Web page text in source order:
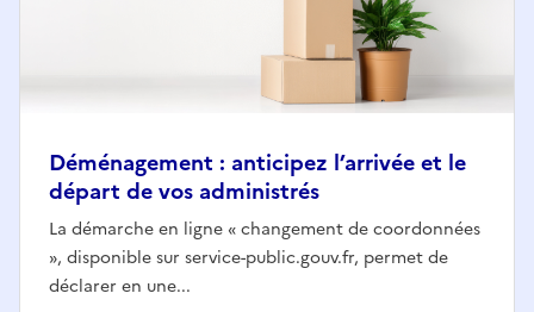
Déménagement : anticipez l’arrivée et le
départ de vos administrés
La démarche en ligne « changement de coordonnées
», disponible sur service-public.gouv.fr, permet de
déclarer en une...